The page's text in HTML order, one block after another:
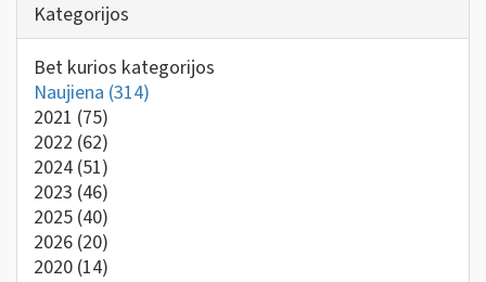
Kategorijos
Bet kurios kategorijos
Naujiena (314)
2021 (75)
2022 (62)
2024 (51)
2023 (46)
2025 (40)
2026 (20)
2020 (14)